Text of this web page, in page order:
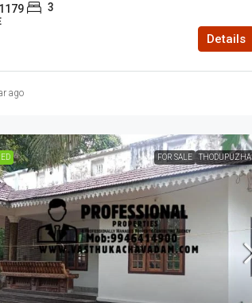
3
Details
ago
FOR SALE THODUPUZHA